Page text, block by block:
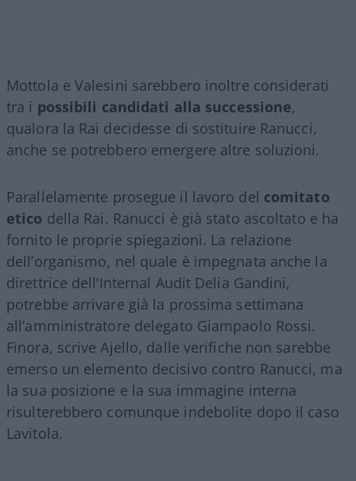
Mottola e Valesini sarebbero inoltre considerati
tra i possibili candidati alla successione,
qualora la Rai decidesse di sostituire Ranucci,
anche se potrebbero emergere altre soluzioni.
Parallelamente prosegue il lavoro del comitato
etico della Rai. Ranucci è già stato ascoltato e ha
fornito le proprie spiegazioni. La relazione
dell’organismo, nel quale è impegnata anche la
direttrice dell’Internal Audit Delia Gandini,
potrebbe arrivare già la prossima settimana
all’amministratore delegato Giampaolo Rossi.
Finora, scrive Ajello, dalle verifiche non sarebbe
emerso un elemento decisivo contro Ranucci, ma
la sua posizione e la sua immagine interna
risulterebbero comunque indebolite dopo il caso
Lavitola.